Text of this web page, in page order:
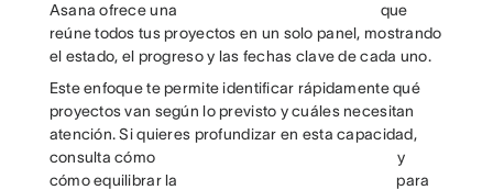
Asana ofrece una
que
reúne todos tus proyectos en un solo panel, mostrando
el estado, el progreso y las fechas clave de cada uno.
Este enfoque te permite identificar rápidamente qué
proyectos van según lo previsto y cuáles necesitan
atención. Si quieres profundizar en esta capacidad,
consulta cómo
y
cómo equilibrar la
para